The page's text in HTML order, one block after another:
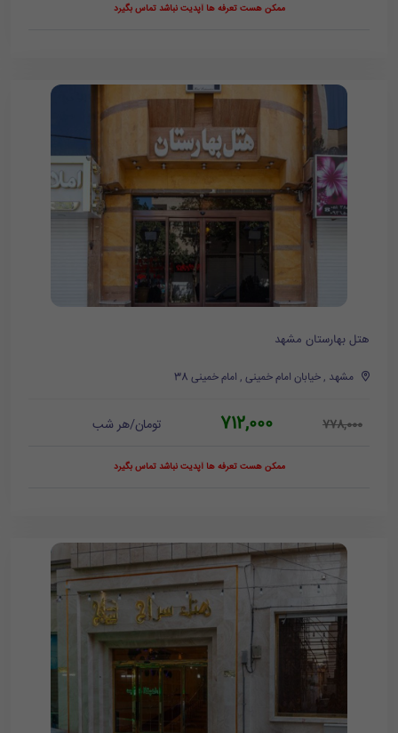
ممکن هست تعرفه ها آپدیت نباشد تماس بگیرد
هتل بهارستان مشهد
مشهد , خیابان امام خمینی , امام خمینی 38
778,000
712,000 تومان/هر شب
ممکن هست تعرفه ها آپدیت نباشد تماس بگیرد